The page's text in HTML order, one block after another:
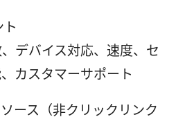
デバイス対応、速度、セ
カスタマーサポート
ース（非クリックリンク